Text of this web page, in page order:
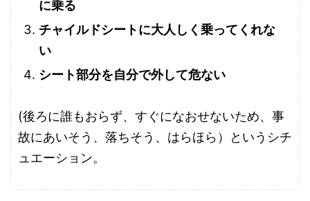
に乗る
チャイルドシートに大人しく乗ってくれな
い
シート部分を自分で外して危ない
(後ろに誰もおらず、すぐになおせないため、事
故にあいそう、落ちそう、はらほら）というシチ
ュエーション。